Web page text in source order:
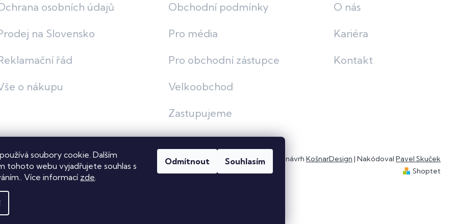
soubory cookie. Dalším
tohoto webu vyjadřujete souhlas s
Více informací zde.
Odmítnout Souhlasím
osobních údajů
na Slovensko
řád
o nákupu
Obchodní podmínky
Pro média
Pro obchodní zástupce
Velkoobchod
Zastupujeme
O nás
Kariéra
Kontakt
Grafický návrh KošnarDesign | Nakódoval Pavel Skuček
Shoptet
nastavení cookies